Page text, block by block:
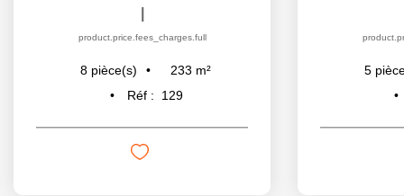
product.price.fees_charges.full
8 pièce(s) 233 m²
Réf :
129
5